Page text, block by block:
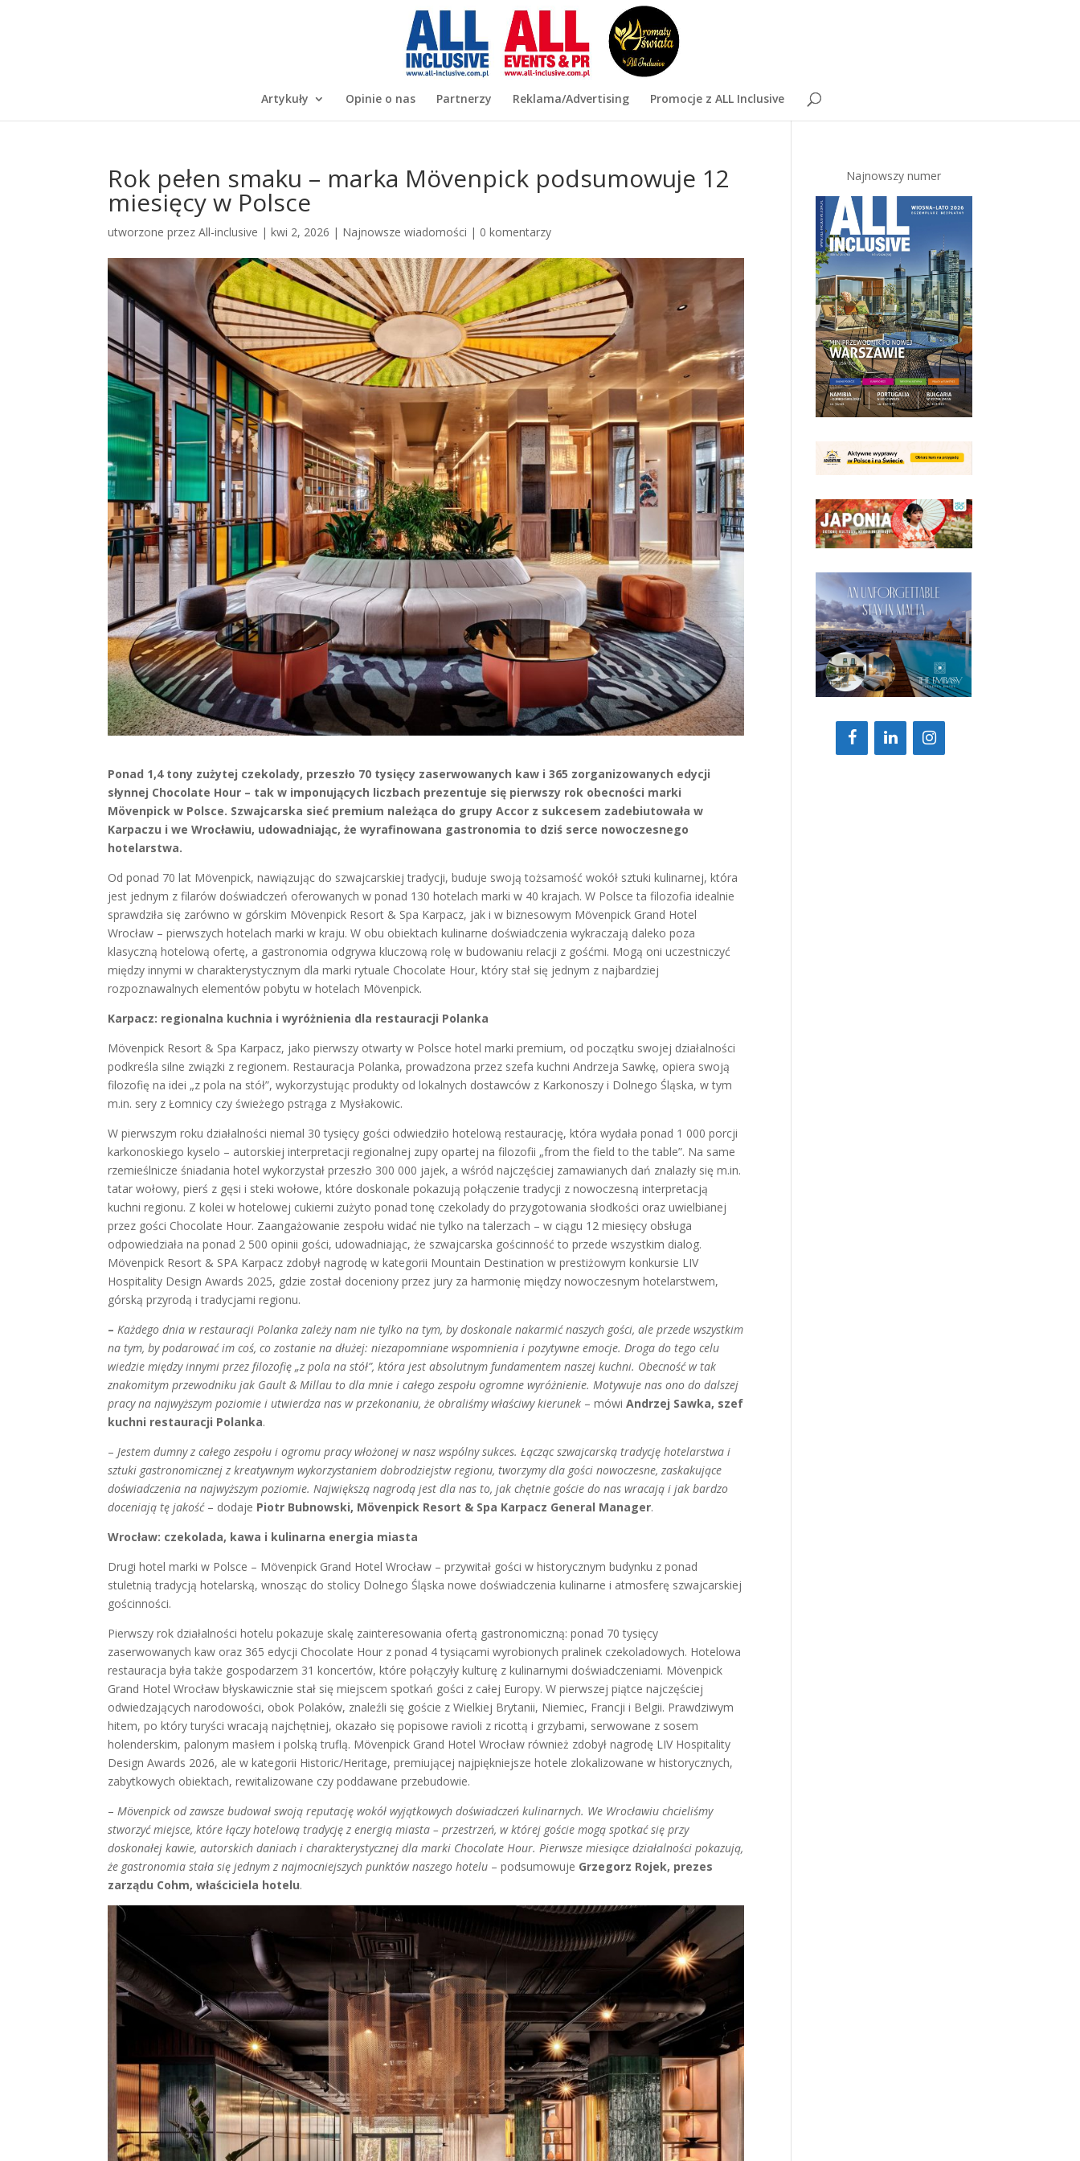
Artykuły Opinie o nas Partnerzy Reklama/Advertising Promocje z ALL Inclusive
Rok pełen smaku – marka Mövenpick podsumowuje 12
miesięcy w Polsce
utworzone przezAll-inclusive |kwi 2, 2026 | Najnowsze wiadomości | 0 komentarzy
Ponad 1,4 tony zużytej czekolady, przeszło 70 tysięcy zaserwowanych kaw i 365 zorganizowanych edycji
słynnej Chocolate Hour – tak w imponujących liczbach prezentuje się pierwszy rok obecności marki
Mövenpick w Polsce. Szwajcarska sieć premium należąca do grupy Accor z sukcesem zadebiutowała w
Karpaczu i we Wrocławiu, udowadniając, że wyrafinowana gastronomia to dziś serce nowoczesnego
hotelarstwa.
Od ponad 70 lat Mövenpick, nawiązując do szwajcarskiej tradycji, buduje swoją tożsamość wokół sztuki kulinarnej, która
jest jednym z filarów doświadczeń oferowanych w ponad 130 hotelach marki w 40 krajach. W Polsce ta filozofia idealnie
sprawdziła się zarówno w górskim Mövenpick Resort & Spa Karpacz, jak i w biznesowym Mövenpick Grand Hotel
Wrocław – pierwszych hotelach marki w kraju. W obu obiektach kulinarne doświadczenia wykraczają daleko poza
klasyczną hotelową ofertę, a gastronomia odgrywa kluczową rolę w budowaniu relacji z gośćmi. Mogą oni uczestniczyć
między innymi w charakterystycznym dla marki rytuale Chocolate Hour, który stał się jednym z najbardziej
rozpoznawalnych elementów pobytu w hotelach Mövenpick.
Karpacz: regionalna kuchnia i wyróżnienia dla restauracji Polanka
Mövenpick Resort & Spa Karpacz, jako pierwszy otwarty w Polsce hotel marki premium, od początku swojej działalności
podkreśla silne związki z regionem. Restauracja Polanka, prowadzona przez szefa kuchni Andrzeja Sawkę, opiera swoją
filozofię na idei „z pola na stół”, wykorzystując produkty od lokalnych dostawców z Karkonoszy i Dolnego Śląska, w tym
m.in. sery z Łomnicy czy świeżego pstrąga z Mysłakowic.
W pierwszym roku działalności niemal 30 tysięcy gości odwiedziło hotelową restaurację, która wydała ponad 1 000 porcji
karkonoskiego kyselo – autorskiej interpretacji regionalnej zupy opartej na filozofii „from the field to the table”. Na same
rzemieślnicze śniadania hotel wykorzystał przeszło 300 000 jajek, a wśród najczęściej zamawianych dań znalazły się m.in.
tatar wołowy, pierś z gęsi i steki wołowe, które doskonale pokazują połączenie tradycji z nowoczesną interpretacją
kuchni regionu. Z kolei w hotelowej cukierni zużyto ponad tonę czekolady do przygotowania słodkości oraz uwielbianej
przez gości Chocolate Hour. Zaangażowanie zespołu widać nie tylko na talerzach – w ciągu 12 miesięcy obsługa
odpowiedziała na ponad 2 500 opinii gości, udowadniając, że szwajcarska gościnność to przede wszystkim dialog.
Mövenpick Resort & SPA Karpacz zdobył nagrodę w kategorii Mountain Destination w prestiżowym konkursie LIV
Hospitality Design Awards 2025, gdzie został doceniony przez jury za harmonię między nowoczesnym hotelarstwem,
górską przyrodą i tradycjami regionu.
– Każdego dnia w restauracji Polanka zależy nam nie tylko na tym, by doskonale nakarmić naszych gości, ale przede wszystkim
na tym, by podarować im coś, co zostanie na dłużej: niezapomniane wspomnienia i pozytywne emocje. Droga do tego celu
wiedzie między innymi przez filozofię „z pola na stół”, która jestabsolutnym fundamentem naszej kuchni. Obecność w tak
znakomitym przewodniku jak Gault & Millau to dla mnie i całego zespołu ogromne wyróżnienie. Motywuje nas ono do dalszej
pracy na najwyższym poziomie i utwierdza nas w przekonaniu, że obraliśmy właściwy kierunek – mówiAndrzej Sawka, szef
kuchni restauracji Polanka.
– Jestem dumny z całego zespołu i ogromu pracy włożonej w nasz wspólny sukces. Łącząc szwajcarską tradycję hotelarstwa i
sztuki gastronomicznej z kreatywnym wykorzystaniem dobrodziejstw regionu, tworzymy dla gości nowoczesne, zaskakujące
doświadczenia na najwyższym poziomie. Największą nagrodą jest dla nas to, jak chętnie goście do nas wracają i jak bardzo
doceniają tę jakość– dodaje Piotr Bubnowski, Mövenpick Resort & Spa Karpacz General Manager.
Wrocław: czekolada, kawa i kulinarna energia miasta
Drugi hotel marki w Polsce – Mövenpick Grand Hotel Wrocław – przywitał gości w historycznym budynku z ponad
stuletnią tradycją hotelarską, wnosząc do stolicy Dolnego Śląska nowe doświadczenia kulinarne i atmosferę szwajcarskiej
gościnności.
Pierwszy rok działalności hotelu pokazuje skalę zainteresowania ofertą gastronomiczną: ponad 70 tysięcy
zaserwowanych kaw oraz 365 edycji Chocolate Hour z ponad 4 tysiącami wyrobionych pralinek czekoladowych. Hotelowa
restauracja była także gospodarzem 31 koncertów, które połączyły kulturę z kulinarnymi doświadczeniami. Mövenpick
Grand Hotel Wrocław błyskawicznie stał się miejscem spotkań gości z całej Europy. W pierwszej piątce najczęściej
odwiedzających narodowości, obok Polaków, znaleźli się goście z Wielkiej Brytanii, Niemiec, Francji i Belgii. Prawdziwym
hitem, po który turyści wracają najchętniej, okazało się popisowe ravioli z ricottą i grzybami, serwowane z sosem
holenderskim, palonym masłem i polską truflą. Mövenpick Grand Hotel Wrocław również zdobył nagrodę LIV Hospitality
Design Awards 2026, ale w kategorii Historic/Heritage, premiującej najpiękniejsze hotele zlokalizowane w historycznych,
zabytkowych obiektach, rewitalizowane czy poddawane przebudowie.
– Mövenpick od zawsze budował swoją reputację wokół wyjątkowych doświadczeń kulinarnych. We Wrocławiu chcieliśmy
stworzyć miejsce, które łączy hotelową tradycję z energią miasta – przestrzeń, w której goście mogą spotkać się przy
doskonałej kawie, autorskich daniach i charakterystycznej dla marki Chocolate Hour. Pierwsze miesiące działalności pokazują,
że gastronomia stała się jednym z najmocniejszych punktów naszego hotelu – podsumowuje Grzegorz Rojek, prezes
zarządu Cohm, właściciela hotelu.
Najnowszy numer